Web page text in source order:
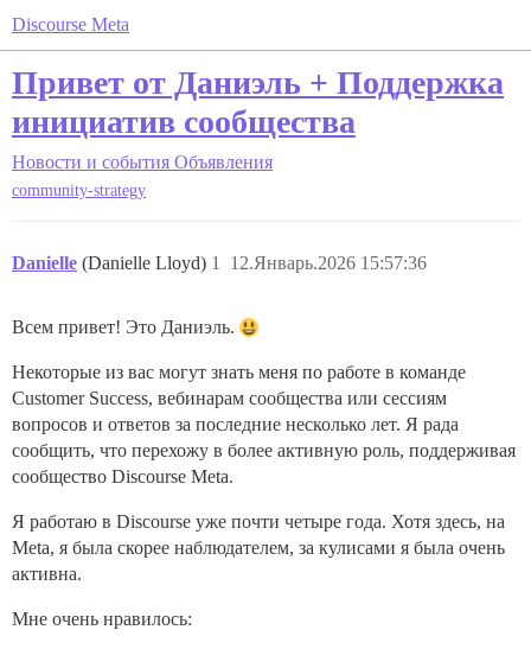
Discourse Meta
Привет от Даниэль + Поддержка
инициатив сообщества
Новости и события Объявления
community-strategy
Danielle (Danielle Lloyd) 12.Январь.2026 15:57:36
1
Всем привет! Это Даниэль.
Некоторые из вас могут знать меня по работе в команде
Customer Success, вебинарам сообщества или сессиям
вопросов и ответов за последние несколько лет. Я рада
сообщить, что перехожу в более активную роль, поддерживая
сообщество Discourse Meta.
Я работаю в Discourse уже почти четыре года. Хотя здесь, на
Meta, я была скорее наблюдателем, за кулисами я была очень
активна.
Мне очень нравилось: